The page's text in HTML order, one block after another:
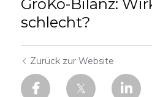
GroKo-Bilanz:
schlecht?
Zurück zur Website